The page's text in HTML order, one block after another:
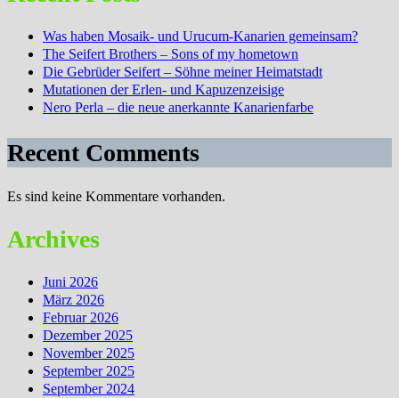
Was haben Mosaik- und Urucum-Kanarien gemeinsam?
The Seifert Brothers – Sons of my hometown
Die Gebrüder Seifert – Söhne meiner Heimatstadt
Mutationen der Erlen- und Kapuzenzeisige
Nero Perla – die neue anerkannte Kanarienfarbe
Recent Comments
Es sind keine Kommentare vorhanden.
Archives
Juni 2026
März 2026
Februar 2026
Dezember 2025
November 2025
September 2025
September 2024